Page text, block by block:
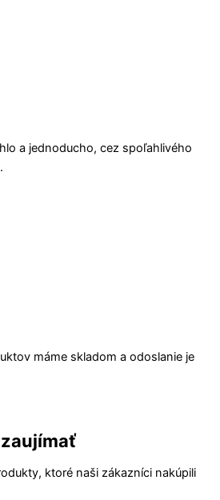
a jednoducho, cez spoľahlivého
máme skladom a odoslanie je
ktoré naši zákazníci nakúpili